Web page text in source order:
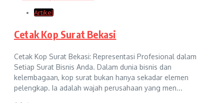
Artikel
Cetak Kop Surat Bekasi
Cetak Kop Surat Bekasi: Representasi Profesional dalam
Setiap Surat Bisnis Anda. Dalam dunia bisnis dan
kelembagaan, kop surat bukan hanya sekadar elemen
pelengkap. Ia adalah wajah perusahaan yang men...